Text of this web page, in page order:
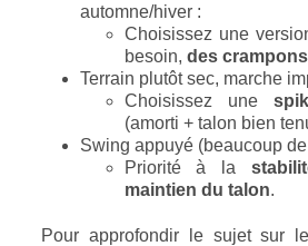
automne/hiver :
Choisissez une
besoin, des crampons
Terrain plutôt sec, marche
Choisissez une
(amorti + talon bien
Swing appuyé (beaucoup
Priorité à la
maintien du talon.
Pour approfondir le sujet sur